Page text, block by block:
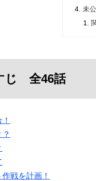
未
じ 全46話
戦を計画！